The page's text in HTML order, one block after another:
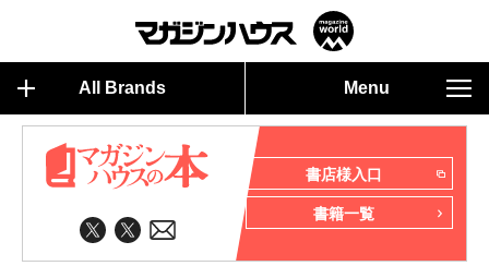
All Brands Menu
書店様入口
書籍一覧